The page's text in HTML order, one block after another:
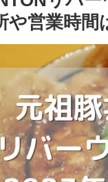
や営業時間